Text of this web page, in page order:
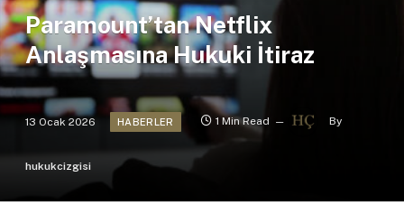
Paramount’tan Netflix
Anlaşmasına Hukuki İtiraz
13 Ocak 2026 HABERLER 1 Min Read By
hukukcizgisi